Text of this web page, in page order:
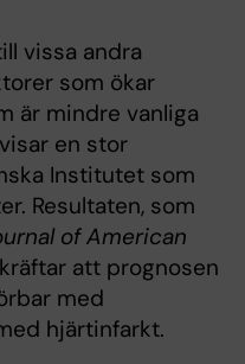
vissa andra
som ökar
är mindre vanliga
en stor
Institutet som
Resultaten, som
of American
att prognosen
med
hjärtinfarkt.